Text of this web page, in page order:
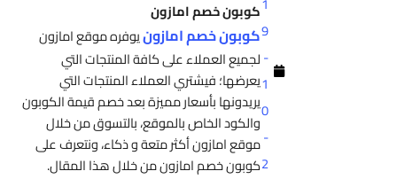
1
كوبون خصم امازون
كوبون خصم امازونيوفره موقع امازون
لجميع العملاء على كافة المنتجات التي
يعرضها؛ فيشتري العملاء المنتجات التي
يريدونها بأسعار مميزة بعد خصم قيمة الكوبون
والكود الخاص بالموقع، بالتسوق من خلال
موقع امازون أكثر متعة و ذكاء، ونتعرف على
كوبون خصم امازون من خلال هذا المقال.